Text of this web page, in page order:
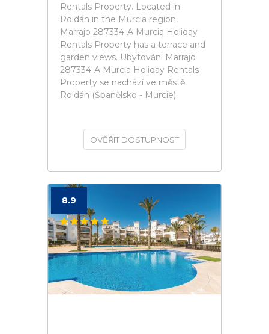
Rentals Property. Located in
Roldán in the Murcia region,
Marrajo 287334-A Murcia Holiday
Rentals Property has a terrace and
garden views. Ubytování Marrajo
287334-A Murcia Holiday Rentals
Property se nachází ve městě
Roldán (Španělsko - Murcie).
OVĚŘIT DOSTUPNOST
8.9